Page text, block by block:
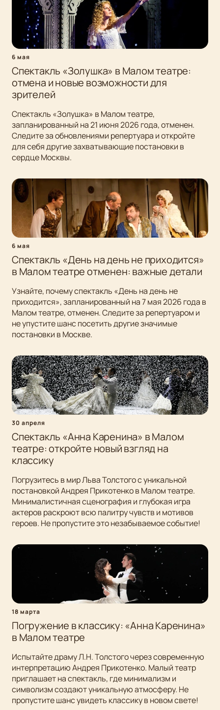
6 мая
Спектакль «Золушка» в Малом театре:
отмена и новые возможности для
зрителей
Спектакль «Золушка» в Малом театре,
запланированный на 21 июня 2026 года, отменен.
Следите за обновлениями репертуара и откройте
для себя другие захватывающие постановки в
сердце Москвы.
6 мая
Спектакль «День на день не приходится»
в Малом театре отменен: важные детали
Узнайте, почему спектакль «День на день не
приходится», запланированный на 7 мая 2026 года в
Малом театре, отменен. Следите за репертуаром и
не упустите шанс посетить другие значимые
постановки в Москве.
30 апреля
Спектакль «Анна Каренина» в Малом
театре: откройте новый взгляд на
классику
Погрузитесь в мир Льва Толстого с уникальной
постановкой Андрея Прикотенко в Малом театре.
Минималистичная сценография и глубокая игра
актеров раскроют всю палитру чувств и мотивов
героев. Не пропустите это незабываемое событие!
18 марта
Погружение в классику: «Анна Каренина»
в Малом театре
Испытайте драму Л.Н. Толстого через современную
интерпретацию Андрея Прикотенко. Малый театр
приглашает на спектакль, где минимализм и
символизм создают уникальную атмосферу. Не
пропустите шанс увидеть классику в новом свете!